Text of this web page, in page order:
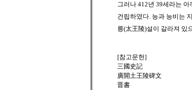
그러나 412년 39세라는
건립하였다. 능과 능비는
릉(太王陵)설이 갈라져 있
[참고문헌]
三國史記
廣開土王陵碑文
晋書